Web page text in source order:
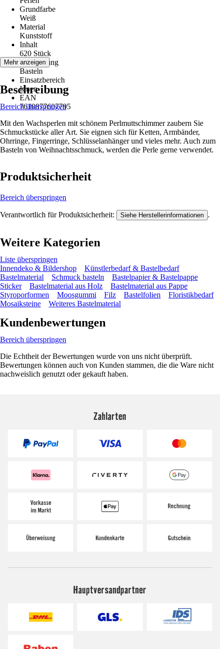
Grundfarbe
Weiß
Material
Kunststoff
Inhalt
620 Stück
Anwendung
Basteln
Einsatzbereich
Innen
EAN
7610877607795
Mehr anzeigen
Beschreibung
Bereich überspringen
Mit den Wachsperlen mit schönem Perlmuttschimmer zaubern Sie
Schmuckstücke aller Art. Sie eignen sich für Ketten, Armbänder,
Ohrringe, Fingerringe, Schlüsselanhänger und vieles mehr. Auch zum
Basteln von Weihnachtsschmuck, werden die Perle gerne verwendet.
Produktsicherheit
Bereich überspringen
Verantwortlich für Produktsicherheit: Siehe Herstellerinformationen .
Weitere Kategorien
Liste überspringen
Innendeko & Bildershop
Künstlerbedarf & Bastelbedarf
Bastelmaterial
Schmuck basteln
Bastelpapier & Bastelpappe
Sticker
Bastelmaterial aus Holz
Bastelmaterial aus Pappe
Styroporformen
Moosgummi Filz Bastelfolien
Floristikbedarf
Mosaiksteine
Weiteres Bastelmaterial
Kundenbewertungen
Bereich überspringen
Die Echtheit der Bewertungen wurde von uns nicht überprüft.
Bewertungen können auch von Kunden stammen, die die Ware nicht
nachweislich genutzt oder gekauft haben.
Zahlarten
Hauptversandpartner